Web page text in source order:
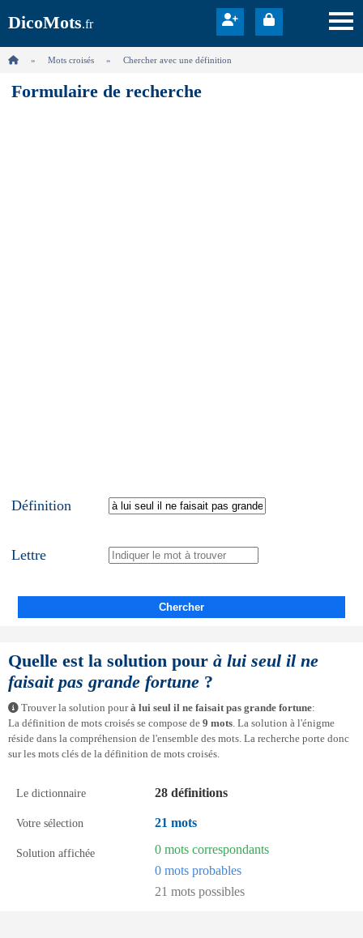
DicoMots.fr
Mots croisés Chercher avec une définition
Formulaire de recherche
Définition
Lettre
Chercher
Quelle est la solution pour à lui seul il ne
faisait pas grande fortune ?
Trouver la solution pourà lui seul il ne faisait pas grande fortune:
La définition de mots croisés se compose de 9 mots. La solution à l'énigme
réside dans la compréhension de l'ensemble des mots. La recherche porte donc
sur les mots clés de la définition de mots croisés.
Le dictionnaire 28 définitions
Votre sélection 21 mots
Solution affichée
0 mots correspondants
0 mots probables
21 mots possibles